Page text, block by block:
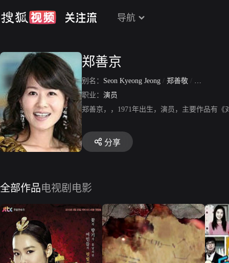
导航
郑善京
别名： Seon Kyeong Jeong / 郑善敬 / Sun Kyung
职业： 演员
郑善京，，1971年出生，演员，主要作品有
分享
全部作品电视剧 电影